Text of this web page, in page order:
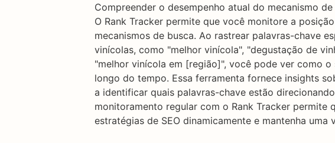
Compreender o desempenho atual do mecanismo
O Rank Tracker permite que você monitore a
mecanismos de busca. Ao rastrear palavras-chave
vinícolas, como "melhor vinícola", "degustação de
"melhor vinícola em [região]", você pode ver como o
longo do tempo. Essa ferramenta fornece insights
a identificar quais palavras-chave estão
monitoramento regular com o Rank Tracker permite
estratégias de SEO dinamicamente e mantenha uma